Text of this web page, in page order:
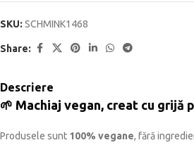
SKU: SCHMINK1468
Share:
Descriere
🌱 Machiaj vegan, creat cu grijă
Produsele sunt 100% vegane, fără